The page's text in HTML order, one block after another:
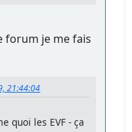
forum je me fais
21:44:04
quoi les EVF - ça